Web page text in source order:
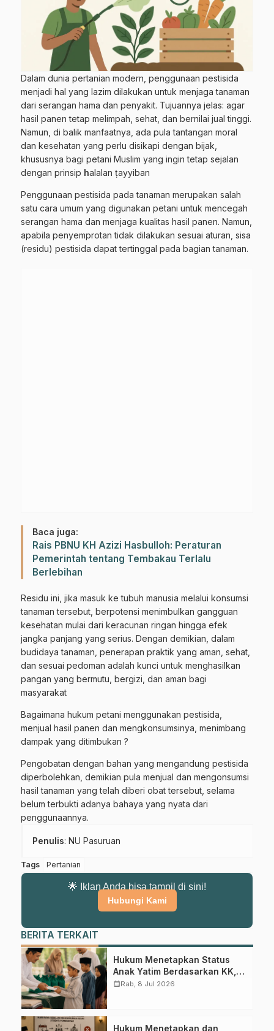
Dalam dunia pertanian modern, penggunaan pestisida
menjadi hal yang lazim dilakukan untuk menjaga tanaman
dari serangan hama dan penyakit. Tujuannya jelas: agar
hasil panen tetap melimpah, sehat, dan bernilai jual tinggi.
Namun, di balik manfaatnya, ada pula tantangan moral
dan kesehatan yang perlu disikapi dengan bijak,
khususnya bagi petani Muslim yang ingin tetap sejalan
dengan prinsip halalan ṭayyiban
Penggunaan pestisida pada tanaman merupakan salah
satu cara umum yang digunakan petani untuk mencegah
serangan hama dan menjaga kualitas hasil panen. Namun,
apabila penyemprotan tidak dilakukan sesuai aturan, sisa
(residu) pestisida dapat tertinggal pada bagian tanaman.
Baca juga:
Rais PBNU KH Azizi Hasbulloh: Peraturan
Pemerintah tentang Tembakau Terlalu
Berlebihan
Residu ini, jika masuk ke tubuh manusia melalui konsumsi
tanaman tersebut, berpotensi menimbulkan gangguan
kesehatan mulai dari keracunan ringan hingga efek
jangka panjang yang serius. Dengan demikian, dalam
budidaya tanaman, penerapan praktik yang aman, sehat,
dan sesuai pedoman adalah kunci untuk menghasilkan
pangan yang bermutu, bergizi, dan aman bagi
masyarakat
Bagaimana hukum petani menggunakan pestisida,
menjual hasil panen dan mengkonsumsinya, menimbang
dampak yang ditimbukan ?
Pengobatan dengan bahan yang mengandung pestisida
diperbolehkan, demikian pula menjual dan mengonsumsi
hasil tanaman yang telah diberi obat tersebut, selama
belum terbukti adanya bahaya yang nyata dari
penggunaannya.
Penulis: NU Pasuruan
Tags Pertanian
🌟 Iklan Anda bisa tampil di sini!
Hubungi Kami
BERITA TERKAIT
Hukum Menetapkan Status
Anak Yatim Berdasarkan KK,
Bagaimana Ketentuannya?
calendar_monthRab, 8 Jul 2026
Hukum Menetapkan dan